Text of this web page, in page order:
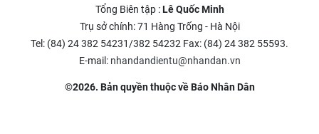
Tổng Biên tập :Lê Quốc Minh
Trụ sở chính: 71 Hàng Trống - Hà Nội
Tel: (84) 24 382 54231/382 54232 Fax: (84) 24 382 55593.
E-mail: nhandandientu@nhandan.vn
©2026. Bản quyền thuộc về Báo Nhân Dân